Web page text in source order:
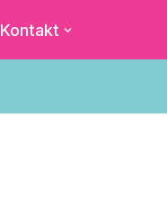
Kontakt